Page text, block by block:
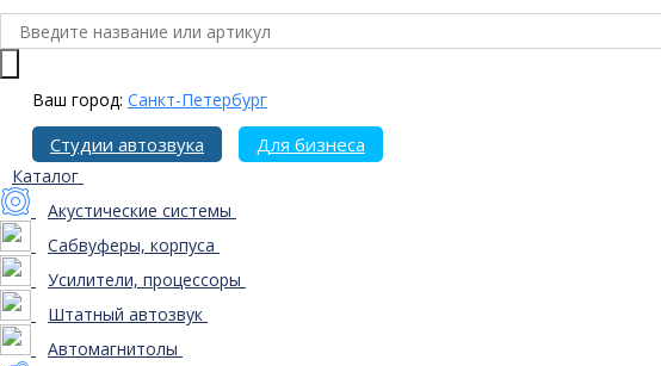
Ваш город: Санкт-Петербург
Студии автозвука Для бизнеса
Каталог
Акустические системы
Сабвуферы, корпуса
Усилители, процессоры
Штатный автозвук
Автомагнитолы